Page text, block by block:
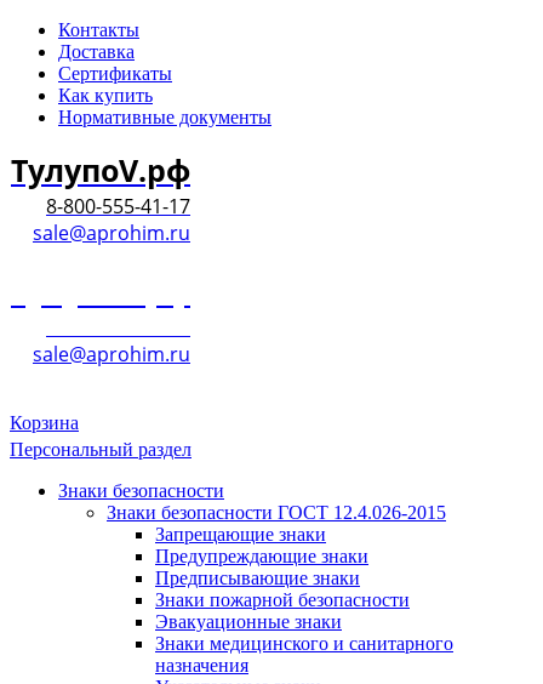
Контакты
Доставка
Сертификаты
Как купить
Нормативные документы
ТулупоV.рф
8-800-555-41-17
sale@aprohim.ru
sale@aprohim.ru
Корзина
Персональный раздел
Знаки безопасности
Знаки безопасности ГОСТ 12.4.026-2015
Запрещающие знаки
Предупреждающие знаки
Предписывающие знаки
Знаки пожарной безопасности
Эвакуационные знаки
Знаки медицинского и санитарного
назначения